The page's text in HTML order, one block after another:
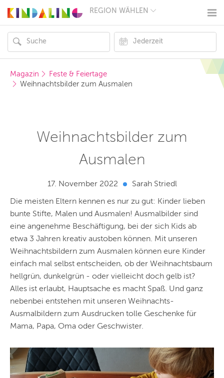
REGION WÄHLEN
MÜNCHEN
HAMBURG
FRANKFURT
KÖLN
STUTTGART
ESSEN
WIEN
ANDERE
REGIONEN
Magazin
Feste & Feiertage
Weihnachtsbilder zum Ausmalen
Weihnachtsbilder zum
Ausmalen
17. November 2022
Sarah Striedl
Die meisten Eltern kennen es nur zu gut: Kinder lieben
bunte Stifte, Malen und Ausmalen! Ausmalbilder sind
eine angenehme Beschäftigung, bei der sich Kids ab
etwa 3 Jahren kreativ austoben können. Mit unseren
Weihnachtsbildern zum Ausmalen können eure Kinder
einfach mal selbst entscheiden, ob der Weihnachtsbaum
hellgrün, dunkelgrün - oder vielleicht doch gelb ist?
Alles ist erlaubt, Hauptsache es macht Spaß. Und ganz
nebenbei entstehen mit unseren Weihnachts-
Ausmalbildern zum Ausdrucken tolle Geschenke für
Mama, Papa, Oma oder Geschwister.